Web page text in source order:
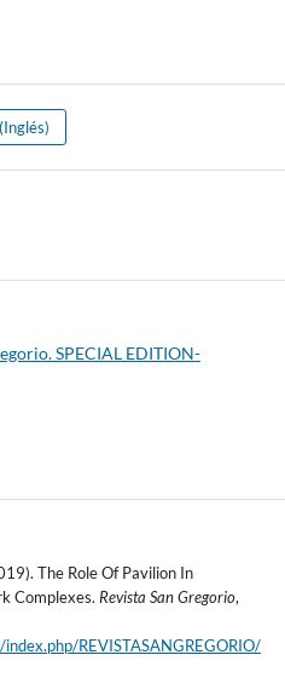
SPECIAL EDITION-
The Role Of Pavilion In
Complexes. Revista San Gregorio,
REVISTASANGREGORIO/